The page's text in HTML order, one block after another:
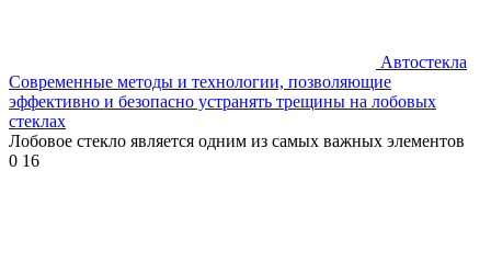
Автостекла
Современные методы и технологии, позволяющие
эффективно и безопасно устранять трещины на лобовых
стеклах
Лобовое стекло является одним из самых важных элементов
0 16